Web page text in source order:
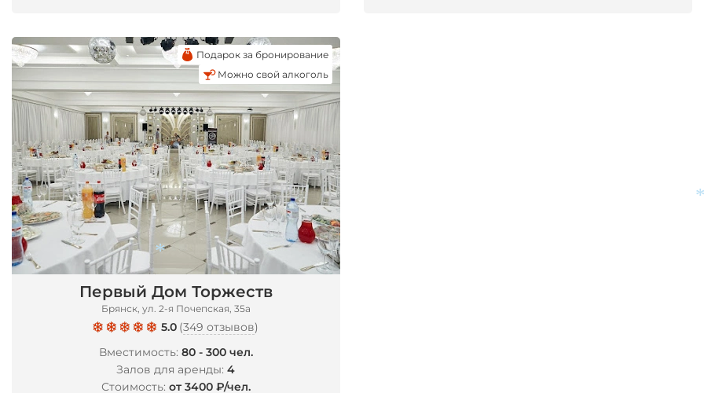
Первый Дом Торжеств
Брянск, ул. 2-я Почепская, 35а
5.0 (349 отзывов)
Вместимость: 80 - 300 чел.
Залов для аренды:4
Стоимость: от 3400 ₽/чел.
Подарок за бронирование
Можно свой алкоголь
*
*